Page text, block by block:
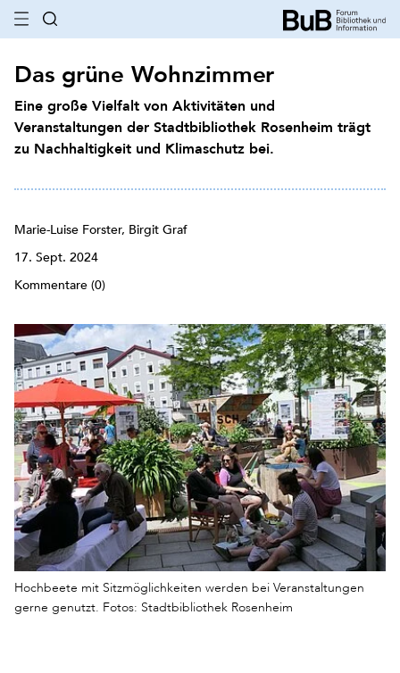
Das grüne Wohnzimmer
Eine große Vielfalt von Aktivitäten und
Veranstaltungen der Stadtbibliothek Rosenheim trägt
zu Nachhaltigkeit und Klimaschutz bei.
Marie-Luise Forster, Birgit Graf
17. Sept. 2024
Kommentare (0)
Hochbeete mit Sitzmöglichkeiten werden bei Veranstaltungen
gerne genutzt. Fotos: Stadtbibliothek Rosenheim